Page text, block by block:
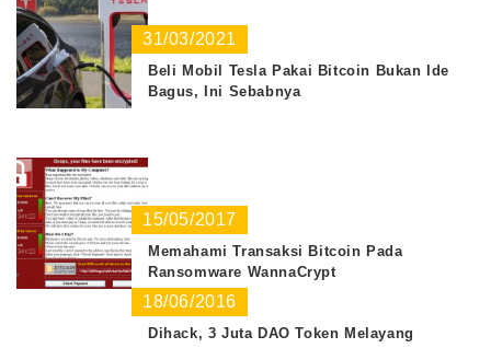
31/03/2021
Beli Mobil Tesla Pakai Bitcoin Bukan Ide
Bagus, Ini Sebabnya
15/05/2017
Memahami Transaksi Bitcoin Pada
Ransomware WannaCrypt
18/06/2016
Dihack, 3 Juta DAO Token Melayang